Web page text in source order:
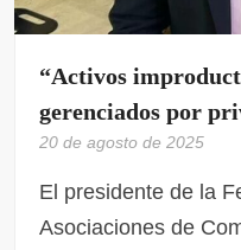
“Activos
gerenciados por
20 de agosto de 2025
El presidente de la
Asociaciones de